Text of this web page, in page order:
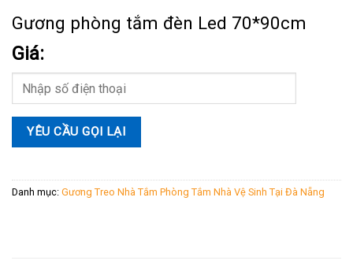
Gương phòng tắm đèn Led 70*90cm
Giá:
Danh mục: Gương Treo Nhà Tắm Phòng Tắm Nhà Vệ Sinh Tại Đà Nẵng